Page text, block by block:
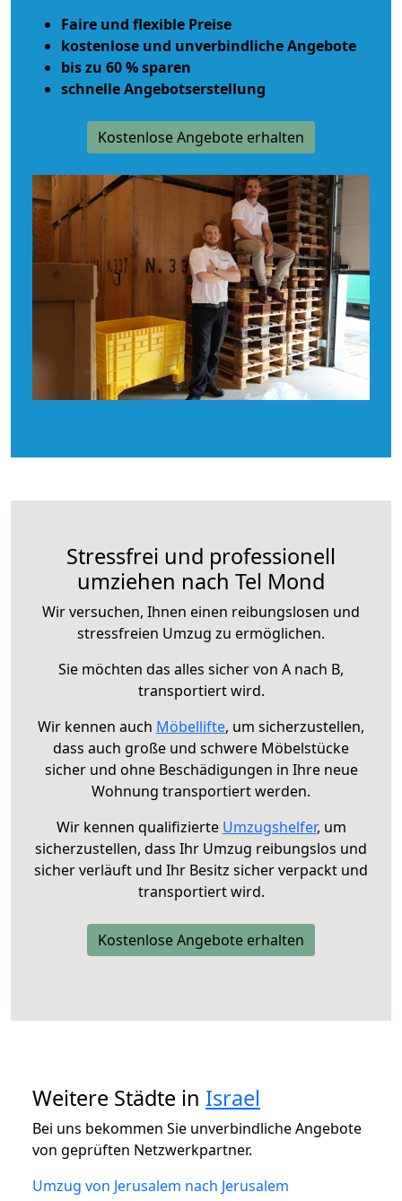
Faire und flexible Preise
kostenlose und unverbindliche Angebote
bis zu 60 % sparen
schnelle Angebotserstellung
Kostenlose Angebote erhalten
Stressfrei und professionell
umziehen nach Tel Mond
Wir versuchen, Ihnen einen reibungslosen und
stressfreien Umzug zu ermöglichen.
Sie möchten das alles sicher von A nach B,
transportiert wird.
Wir kennen auch Möbellifte, um sicherzustellen,
dass auch große und schwere Möbelstücke
sicher und ohne Beschädigungen in Ihre neue
Wohnung transportiert werden.
Wir kennen qualifizierte Umzugshelfer, um
sicherzustellen, dass Ihr Umzug reibungslos und
sicher verläuft und Ihr Besitz sicher verpackt und
transportiert wird.
Kostenlose Angebote erhalten
Weitere Städte in Israel
Bei uns bekommen Sie unverbindliche Angebote
von geprüften Netzwerkpartner.
Umzug von Jerusalem nach Jerusalem